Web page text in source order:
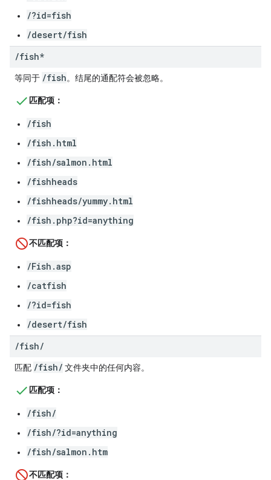
/?id=fish
/desert/fish
/fish*
等同于 /fish。结尾的通配符会被忽略。
匹配项：
/fish
/fish.html
/fish/salmon.html
/fishheads
/fishheads/yummy.html
/fish.php?id=anything
不匹配项：
/Fish.asp
/catfish
/?id=fish
/desert/fish
/fish/
匹配 /fish/ 文件夹中的任何内容。
匹配项：
/fish/
/fish/?id=anything
/fish/salmon.htm
不匹配项：